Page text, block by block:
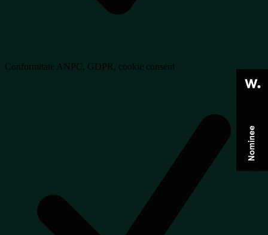
Conformitate ANPC, GDPR, cookie consent